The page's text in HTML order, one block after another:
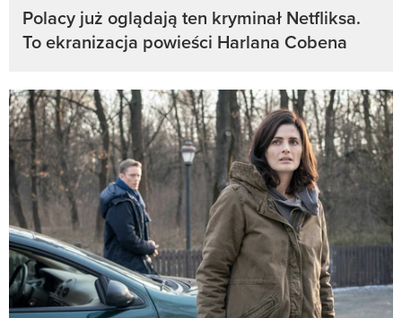
Polacy już oglądają ten kryminał Netfliksa.
To ekranizacja powieści Harlana Cobena